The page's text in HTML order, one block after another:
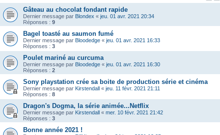
Gâteau au chocolat fondant rapide
Dernier message par Blondex « jeu. 01 avr. 2021 20:34
Réponses : 9
Bagel toasté au saumon fumé
Dernier message par Bloodedge « jeu. 01 avr. 2021 16:33
Réponses : 3
Poulet mariné au curcuma
Dernier message par Bloodedge « jeu. 01 avr. 2021 16:30
Réponses : 2
Sony playstation crée sa boite de production série et cinéma
Dernier message par Kirstendall « jeu. 11 févr. 2021 21:11
Réponses : 8
Dragon's Dogma, la série animée...Netflix
Dernier message par Kirstendall « mer. 10 févr. 2021 21:42
Réponses : 3
Bonne année 2021 !